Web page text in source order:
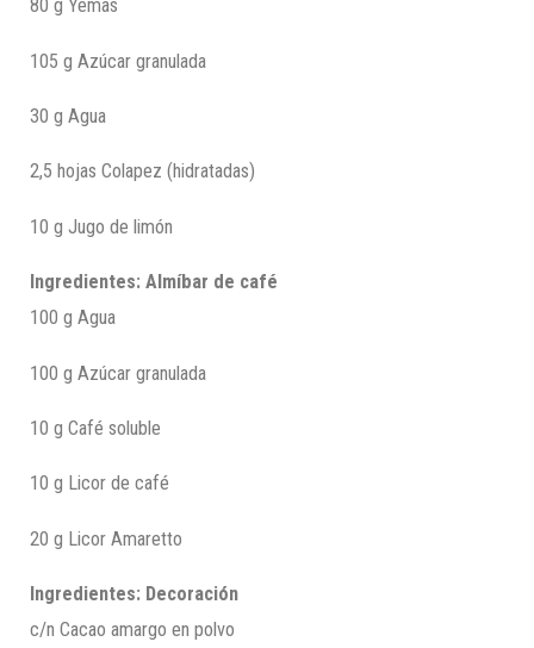
80 g Yemas
105 g Azúcar granulada
30 g Agua
2,5 hojas Colapez (hidratadas)
10 g Jugo de limón
Ingredientes: Almíbar de café
100 g Agua
100 g Azúcar granulada
10 g Café soluble
10 g Licor de café
20 g Licor Amaretto
Ingredientes: Decoración
c/n Cacao amargo en polvo